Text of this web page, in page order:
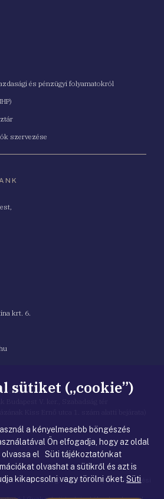
és pénzügyi folyamatokról
szervezése
krt. 6.
utca 1.
Budapest V. ker., Szabadság tér
Kiss Ernő utca 1. szám alatti bejárata)
|Jogi nyilatkozat|Adatkezelési
sütiket („cookie”)
a kényelmesebb böngészés
Ön elfogadja, hogy az oldal
olvassa el Süti tájékoztatónkat
olvashat a sütikről és azt is
kikapcsolni vagy törölni őket.Süti